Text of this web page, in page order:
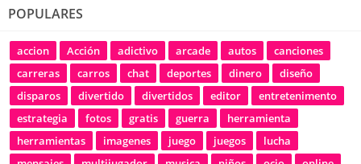
POPULARES
accion Acción adictivo arcade autos
canciones
carreras
carros chat deportes dinero
diseño
disparos
divertido divertidos editor
entretenimento
estrategia
fotos gratis guerra
herramienta
herramientas
imagenes juego juegos
lucha